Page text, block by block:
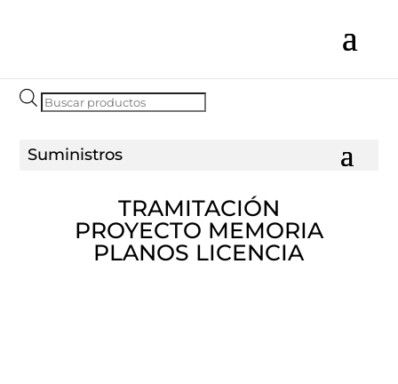
Búsqueda
TRAMITACIÓN
PROYECTO MEMORIA
PLANOS LICENCIA